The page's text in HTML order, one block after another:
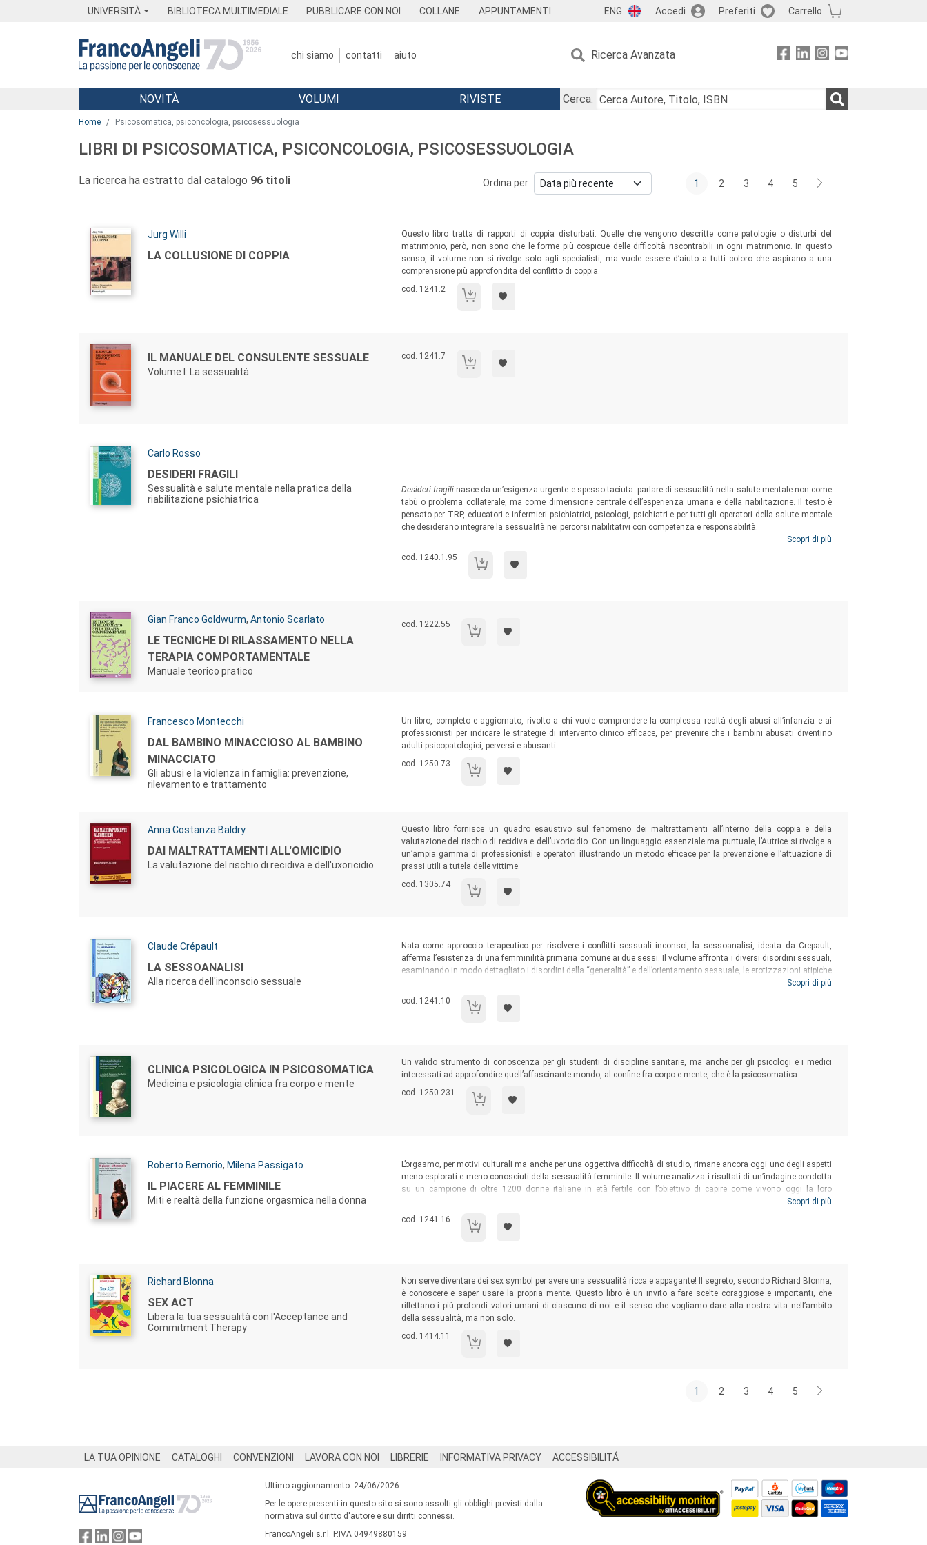
UNIVERSITÀ BIBLIOTECA MULTIMEDIALE PUBBLICARE CON NOI COLLANE APPUNTAMENTI ENG Accedi Preferiti Carrello
chi siamo contatti aiuto Ricerca Avanzata
Menu
NOVITÀ VOLUMI RIVISTE
Cerca:
Home Psicosomatica, psiconcologia, psicosessuologia
LIBRI DI PSICOSOMATICA, PSICONCOLOGIA, PSICOSESSUOLOGIA
La ricerca ha estratto dal catalogo 96 titoli Ordina per 1 2 3 4 5
Autori:
Jurg Willi
Titolo:
LA COLLUSIONE DI COPPIA
Sommario:
Questo libro tratta di rapporti di coppia disturbati. Quelle che vengono descritte come patologie o disturbi del
matrimonio, però, non sono che le forme più cospicue delle difficoltà riscontrabili in ogni matrimonio. In questo
senso, il volume non si rivolge solo agli specialisti, ma vuole essere d’aiuto a tutti coloro che aspirano a una
comprensione più approfondita del conflitto di coppia.
Codice libro:
cod. 1241.2 La collusione di coppia
Autori:
Titolo:
IL MANUALE DEL CONSULENTE SESSUALE
Volume I: La sessualità
Codice libro:
cod. 1241.7 Il manuale del consulente sessuale
Autori:
Carlo Rosso
Titolo:
DESIDERI FRAGILI
Sessualità e salute mentale nella pratica della
riabilitazione psichiatrica
Desideri fragilinasce da un’esigenza urgente e spesso taciuta: parlare di sessualità nella salute mentale non come
tabù o problema collaterale, ma come dimensione centrale dell’esperienza umana e della riabilitazione. Il testo è
pensato per TRP, educatori e infermieri psichiatrici, psicologi, psichiatri e per tutti gli operatori della salute mentale
che desiderano integrare la sessualità nei percorsi riabilitativi con competenza e responsabilità.
Scopri di più
Codice libro:
cod. 1240.1.95 Desideri fragili
Autori:
Gian Franco Goldwurm, Antonio Scarlato
Titolo:
LE TECNICHE DI RILASSAMENTO NELLA
TERAPIA COMPORTAMENTALE
Manuale teorico pratico
Codice libro:
cod. 1222.55 Le tecniche di rilassamento nella terapia comportamentale
Autori:
Francesco Montecchi
Titolo:
DAL BAMBINO MINACCIOSO AL BAMBINO
MINACCIATO
Gli abusi e la violenza in famiglia: prevenzione,
rilevamento e trattamento
Sommario:
Un libro, completo e aggiornato, rivolto a chi vuole comprendere la complessa realtà degli abusi all’infanzia e ai
professionisti per indicare le strategie di intervento clinico efficace, per prevenire che i bambini abusati diventino
adulti psicopatologici, perversi e abusanti.
Codice libro:
cod. 1250.73 Dal bambino minaccioso al bambino minacciato
Autori:
Anna Costanza Baldry
Titolo:
DAI MALTRATTAMENTI ALL'OMICIDIO
La valutazione del rischio di recidiva e dell'uxoricidio
Sommario:
Questo libro fornisce un quadro esaustivo sul fenomeno dei maltrattamenti all’interno della coppia e della
valutazione del rischio di recidiva e dell’uxoricidio. Con un linguaggio essenziale ma puntuale, l’Autrice si rivolge a
un’ampia gamma di professionisti e operatori illustrando un metodo efficace per la prevenzione e l’attuazione di
prassi utili a tutela delle vittime.
Codice libro:
cod. 1305.74 Dai maltrattamenti all'omicidio
Autori:
Claude Crépault
Titolo:
LA SESSOANALISI
Alla ricerca dell'inconscio sessuale
Sommario:
Nata come approccio terapeutico per risolvere i conflitti sessuali inconsci, la sessoanalisi, ideata da Crepault,
afferma l’esistenza di una femminilità primaria comune ai due sessi. Il volume affronta i diversi disordini sessuali,
esaminando in modo dettagliato i disordini della “generalità” e dell’orientamento sessuale, le erotizzazioni atipiche
e le sessosi (disfunzioni sessuali), per concentrarsi infine sul trattamento per superare le ansie latenti del paziente.
Scopri di più
Codice libro:
cod. 1241.10 La sessoanalisi
Autori:
Titolo:
CLINICA PSICOLOGICA IN PSICOSOMATICA
Medicina e psicologia clinica fra corpo e mente
Sommario:
Un valido strumento di conoscenza per gli studenti di discipline sanitarie, ma anche per gli psicologi e i medici
interessati ad approfondire quell’affascinante mondo, al confine fra corpo e mente, che è la psicosomatica.
Codice libro:
cod. 1250.231 Clinica psicologica in psicosomatica
Autori:
Roberto Bernorio, Milena Passigato
Titolo:
IL PIACERE AL FEMMINILE
Miti e realtà della funzione orgasmica nella donna
Sommario:
L’orgasmo, per motivi culturali ma anche per una oggettiva difficoltà di studio, rimane ancora oggi uno degli aspetti
meno esplorati e meno conosciuti della sessualità femminile. Il volume analizza i risultati di un’indagine condotta
su un campione di oltre 1200 donne italiane in età fertile con l’obiettivo di capire come vivono oggi la loro
sessualità. Superando miti e stereotipi il testo accompagna il lettore in un viaggio alla scoperta dei delicati
meccanismi che modulano il piacere femminile.
Scopri di più
Codice libro:
cod. 1241.16 Il piacere al femminile
Autori:
Richard Blonna
Titolo:
SEX ACT
Libera la tua sessualità con l'Acceptance and
Commitment Therapy
Sommario:
Non serve diventare dei sex symbol per avere una sessualità ricca e appagante! Il segreto, secondo Richard Blonna,
è conoscere e saper usare la propria mente. Questo libro è un invito a fare scelte coraggiose e importanti, che
riflettano i più profondi valori umani di ciascuno di noi e il senso che vogliamo dare alla nostra vita nell’ambito
della sessualità, ma non solo.
Codice libro:
cod. 1414.11 Sex Act
1 2 3 4 5
LA TUA OPINIONE CATALOGHI CONVENZIONI LAVORA CON NOI LIBRERIE INFORMATIVA PRIVACY ACCESSIBILITÁ
Ultimo aggiornamento: 24/06/2026
Per le opere presenti in questo sito si sono assolti gli obblighi previsti dalla
normativa sul diritto d'autore e sui diritti connessi.
FrancoAngeli s.r.l. P.IVA 04949880159